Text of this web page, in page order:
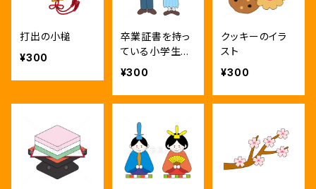
打出の小槌
¥300
卒業証書を持っ
ている小学生の
男女のイラスト
¥300
クッキーのイラ
スト
¥300